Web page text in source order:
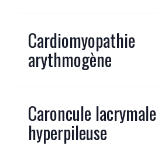
Cardiomyopathie
arythmogène
Caroncule lacrymale
hyperpileuse